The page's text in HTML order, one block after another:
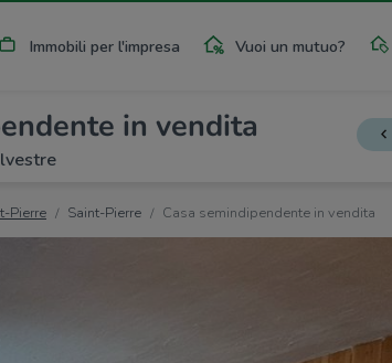
Immobili per l'impresa Vuoi un mutuo?
in vendita
Pierre Saint-Pierre Casa semindipendente in vendita